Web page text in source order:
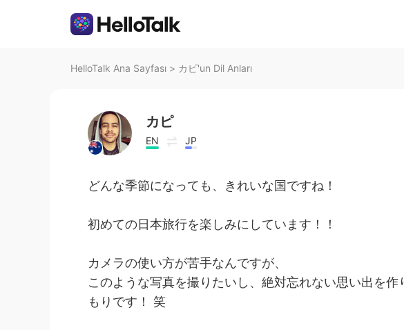
HelloTalk Ana Sayfası > カピ'un Dil Anları
カピ
EN JP
どんな季節になっても、きれいな国ですね！
初めての日本旅行を楽しみにしています！！
カメラの使い方が苦手なんですが、
このような写真を撮りたいし、絶対忘れない思い出を
もりです！ 笑